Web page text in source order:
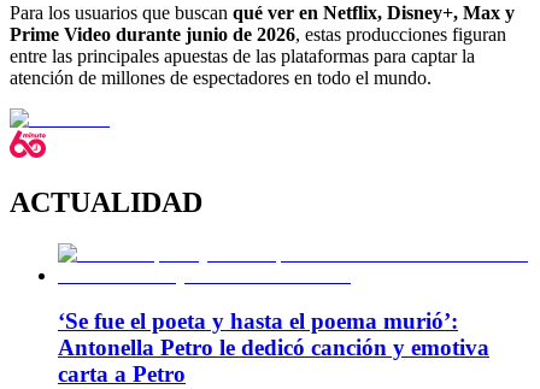
Para los usuarios que buscan qué ver en Netflix, Disney+, Max y
Prime Video durante junio de 2026, estas producciones figuran
entre las principales apuestas de las plataformas para captar la
atención de millones de espectadores en todo el mundo.
ACTUALIDAD
‘Se fue el poeta y hasta el poema murió’:
Antonella Petro le dedicó canción y emotiva
carta a Petro